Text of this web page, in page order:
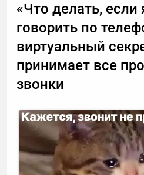
«Что делать,
говорить по
виртуальный
принимает все
звонки